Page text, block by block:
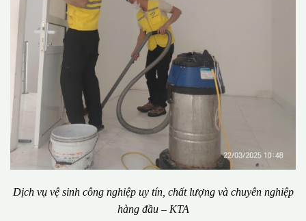
Dịch vụ vệ sinh công nghiệp uy tín, chất lượng và chuyên nghiệp
hàng đầu – KTA